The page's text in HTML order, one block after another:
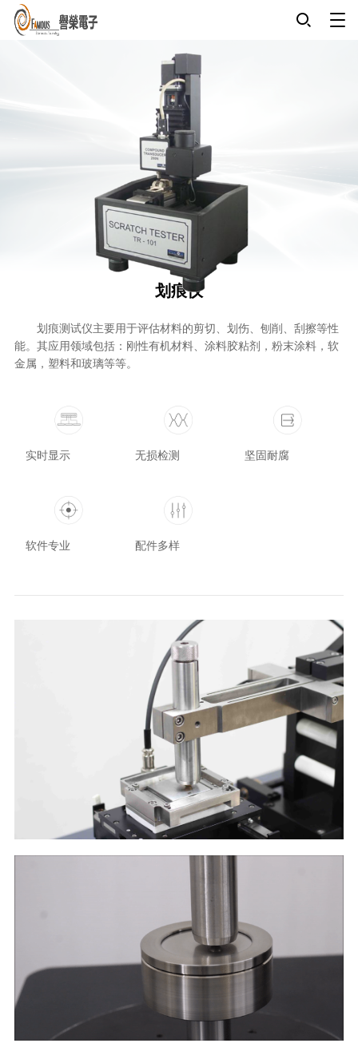
划痕仪
划痕测试仪主要用于评估材料的剪切、划伤、刨削、刮擦等性
能。其应用领域包括：刚性有机材料、涂料胶粘剂，粉末涂料，软
金属，塑料和玻璃等等。
实时显示 无损检测 坚固耐腐
软件专业 配件多样